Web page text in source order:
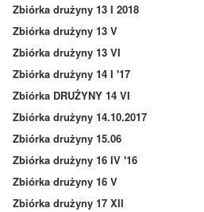
Zbiórka drużyny 13 I 2018
Zbiórka drużyny 13 V
Zbiórka drużyny 13 VI
Zbiórka drużyny 14 I '17
Zbiórka DRUŻYNY 14 VI
Zbiórka drużyny 14.10.2017
Zbiórka drużyny 15.06
Zbiórka drużyny 16 IV '16
Zbiórka drużyny 16 V
Zbiórka drużyny 17 XII